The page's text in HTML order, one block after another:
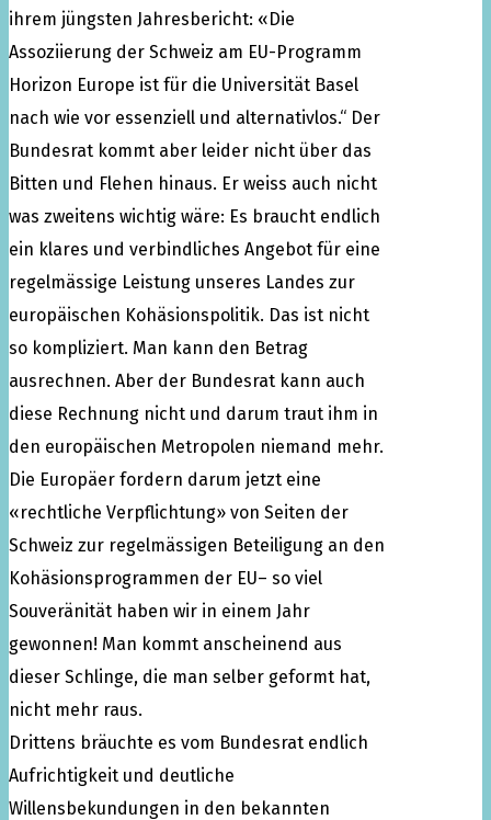
ihrem jüngsten Jahresbericht: «Die
Assoziierung der Schweiz am EU-Programm
Horizon Europe ist für die Universität Basel
nach wie vor essenziell und alternativlos.“ Der
Bundesrat kommt aber leider nicht über das
Bitten und Flehen hinaus. Er weiss auch nicht
was zweitens wichtig wäre: Es braucht endlich
ein klares und verbindliches Angebot für eine
regelmässige Leistung unseres Landes zur
europäischen Kohäsionspolitik. Das ist nicht
so kompliziert. Man kann den Betrag
ausrechnen. Aber der Bundesrat kann auch
diese Rechnung nicht und darum traut ihm in
den europäischen Metropolen niemand mehr.
Die Europäer fordern darum jetzt eine
«rechtliche Verpflichtung» von Seiten der
Schweiz zur regelmässigen Beteiligung an den
Kohäsionsprogrammen der EU– so viel
Souveränität haben wir in einem Jahr
gewonnen! Man kommt anscheinend aus
dieser Schlinge, die man selber geformt hat,
nicht mehr raus.
Drittens bräuchte es vom Bundesrat endlich
Aufrichtigkeit und deutliche
Willensbekundungen in den bekannten